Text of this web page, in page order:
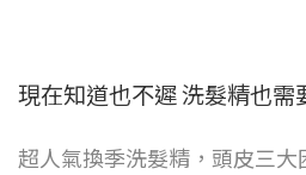
現在知道也不遲 洗髮精也需
超人氣換季洗髮精，頭皮三大